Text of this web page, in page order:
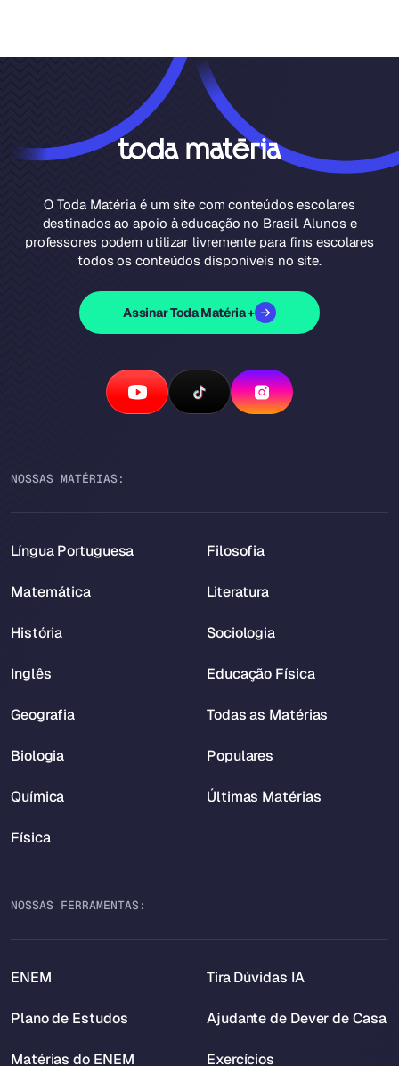
O Toda Matéria é um site com conteúdos escolares
destinados ao apoio à educação no Brasil. Alunos e
professores podem utilizar livremente para fins escolares
todos os conteúdos disponíveis no site.
Assinar Toda Matéria +
NOSSAS MATÉRIAS:
Língua Portuguesa
Matemática
História
Inglês
Geografia
Biologia
Química
Física
Filosofia
Literatura
Sociologia
Educação Física
Todas as Matérias
Populares
Últimas Matérias
NOSSAS FERRAMENTAS:
ENEM
Plano de Estudos
Matérias do ENEM
Tira Dúvidas IA
Ajudante de Dever de Casa
Exercícios